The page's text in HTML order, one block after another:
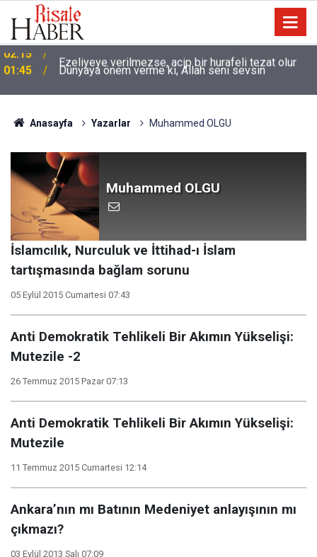
01:45 Dünyaya önem verme ki, Allah seni sevsin
Anasayfa Yazarlar Muhammed OLGU
Muhammed OLGU
İslamcılık, Nurculuk ve İttihad-ı İslam
tartışmasında bağlam sorunu
05 Eylül 2015 Cumartesi 07:43
Anti Demokratik Tehlikeli Bir Akımın Yükselişi:
Mutezile -2
26 Temmuz 2015 Pazar 07:13
Anti Demokratik Tehlikeli Bir Akımın Yükselişi:
Mutezile
11 Temmuz 2015 Cumartesi 12:14
Ankara’nın mı Batının Medeniyet anlayışının mı
çıkmazı?
03 Eylül 2013 Salı 07:09